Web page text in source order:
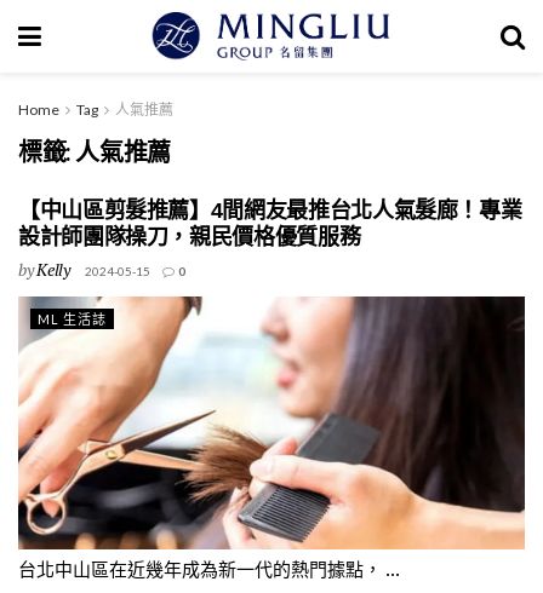
Home Tag 人氣推薦
標籤: 人氣推薦
【中山區剪髮推薦】4間網友最推台北人氣髮廊！專業
設計師團隊操刀，親民價格優質服務
byKelly 2024-05-15 0
ML 生活誌
台北中山區在近幾年成為新一代的熱門據點， ...